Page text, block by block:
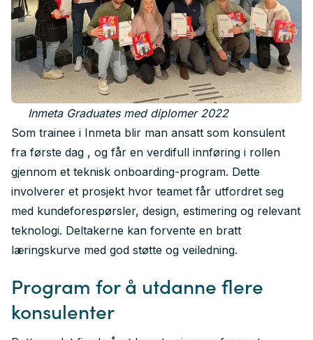
Inmeta Graduates med diplomer 2022
Som trainee i Inmeta blir man ansatt som konsulent
fra første dag , og får en verdifull innføring i rollen
gjennom et teknisk onboarding-program. Dette
involverer et prosjekt hvor teamet får utfordret seg
med kundeforespørsler, design, estimering og relevant
teknologi. Deltakerne kan forvente en bratt
læringskurve med god støtte og veiledning.
Program for å utdanne flere
konsulenter